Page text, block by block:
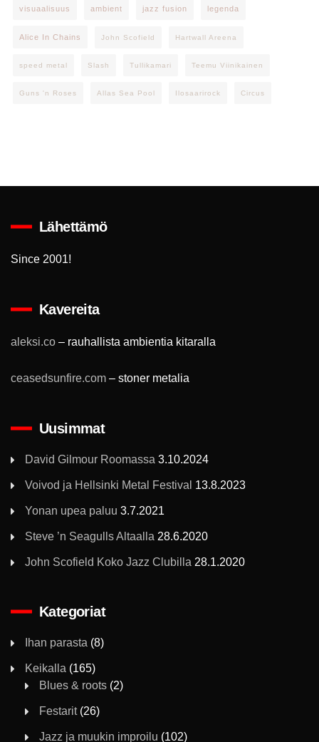
visuaalisuus ambient jazz fusion legenda
Alice In Chains John Scofield Hartwall Areena
speed metal Slash Tullikamari Teemu Viinikainen
Guns 'n Roses Allas Sea Pool Ilosaarirock Circus
Lähettämö
Since 2001!
Kavereita
aleksi.co – rauhallista ambientia kitaralla
ceasedsunfire.com – stoner metalia
Uusimmat
David Gilmour Roomassa 3.10.2024
Voivod ja Hellsinki Metal Festival 13.8.2023
Yonan upea paluu 3.7.2021
Steve ’n Seagulls Altaalla 28.6.2020
John Scofield Koko Jazz Clubilla 28.1.2020
Kategoriat
Ihan parasta (8)
Keikalla (165)
Blues & roots (2)
Festarit(26)
Jazz ja muukin improilu (102)